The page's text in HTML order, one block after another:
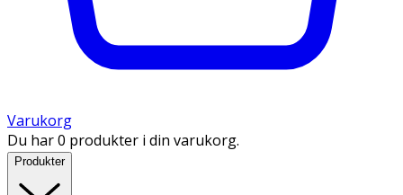
Varukorg
Du har 0 produkter i din varukorg.
Produkter